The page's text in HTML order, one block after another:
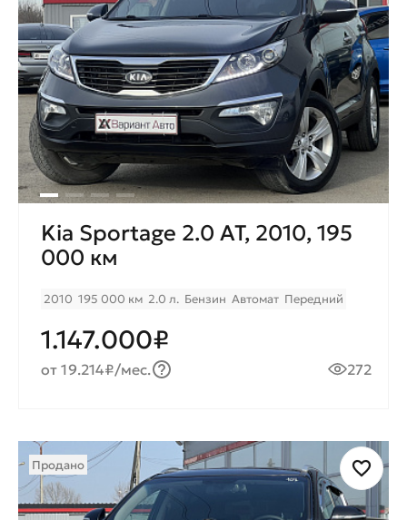
Kia Sportage 2.0 AT, 2010, 195
000 км
2010 195 000 км 2.0 л. Бензин Автомат Передний
1.147.000₽
от 19.214₽/мес. 272
Продано